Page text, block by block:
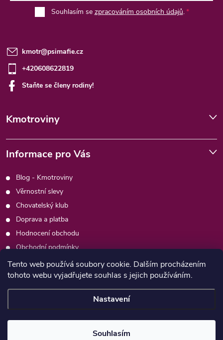
Tento web používá soubory cookie. Dalším procházením
tohoto webu vyjadřujete souhlas s jejich používáním.
Nastavení
Souhlasím
Souhlasím se zpracováním osobních údajů.
kmotr@psimafie.cz
+420608622819
Staňte se členy rodiny!
Kmotroviny
Informace pro Vás
Blog - Kmotroviny
Věrnostní slevy
Chovatelský klub
Doprava a platba
Hodnocení obchodu
Obchodní podmínky
Podmínky ochrany osobních údajů
Kontakty
Moje objednávka
Copyright 2026Psimafie.cz. Všechna práva vyhrazena.